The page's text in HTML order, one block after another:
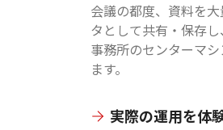
会議の都度、資料を
タとして共有・保存し
事務所のセンターマ
ます。
実際の運用を体